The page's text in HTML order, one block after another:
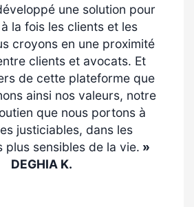
une solution pour
la fois les clients et les
croyons en une proximité
clients et avocats. Et
de cette plateforme que
ainsi nos valeurs, notre
que nous portons à
justiciables, dans les
plus sensibles de la vie. »
DEGHIA K.